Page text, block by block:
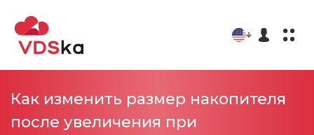
Как изменить размер накопителя
после увеличения при